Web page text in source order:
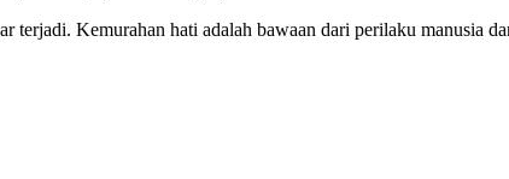
Kemurahan hati adalah bawaan dari perilaku manusia